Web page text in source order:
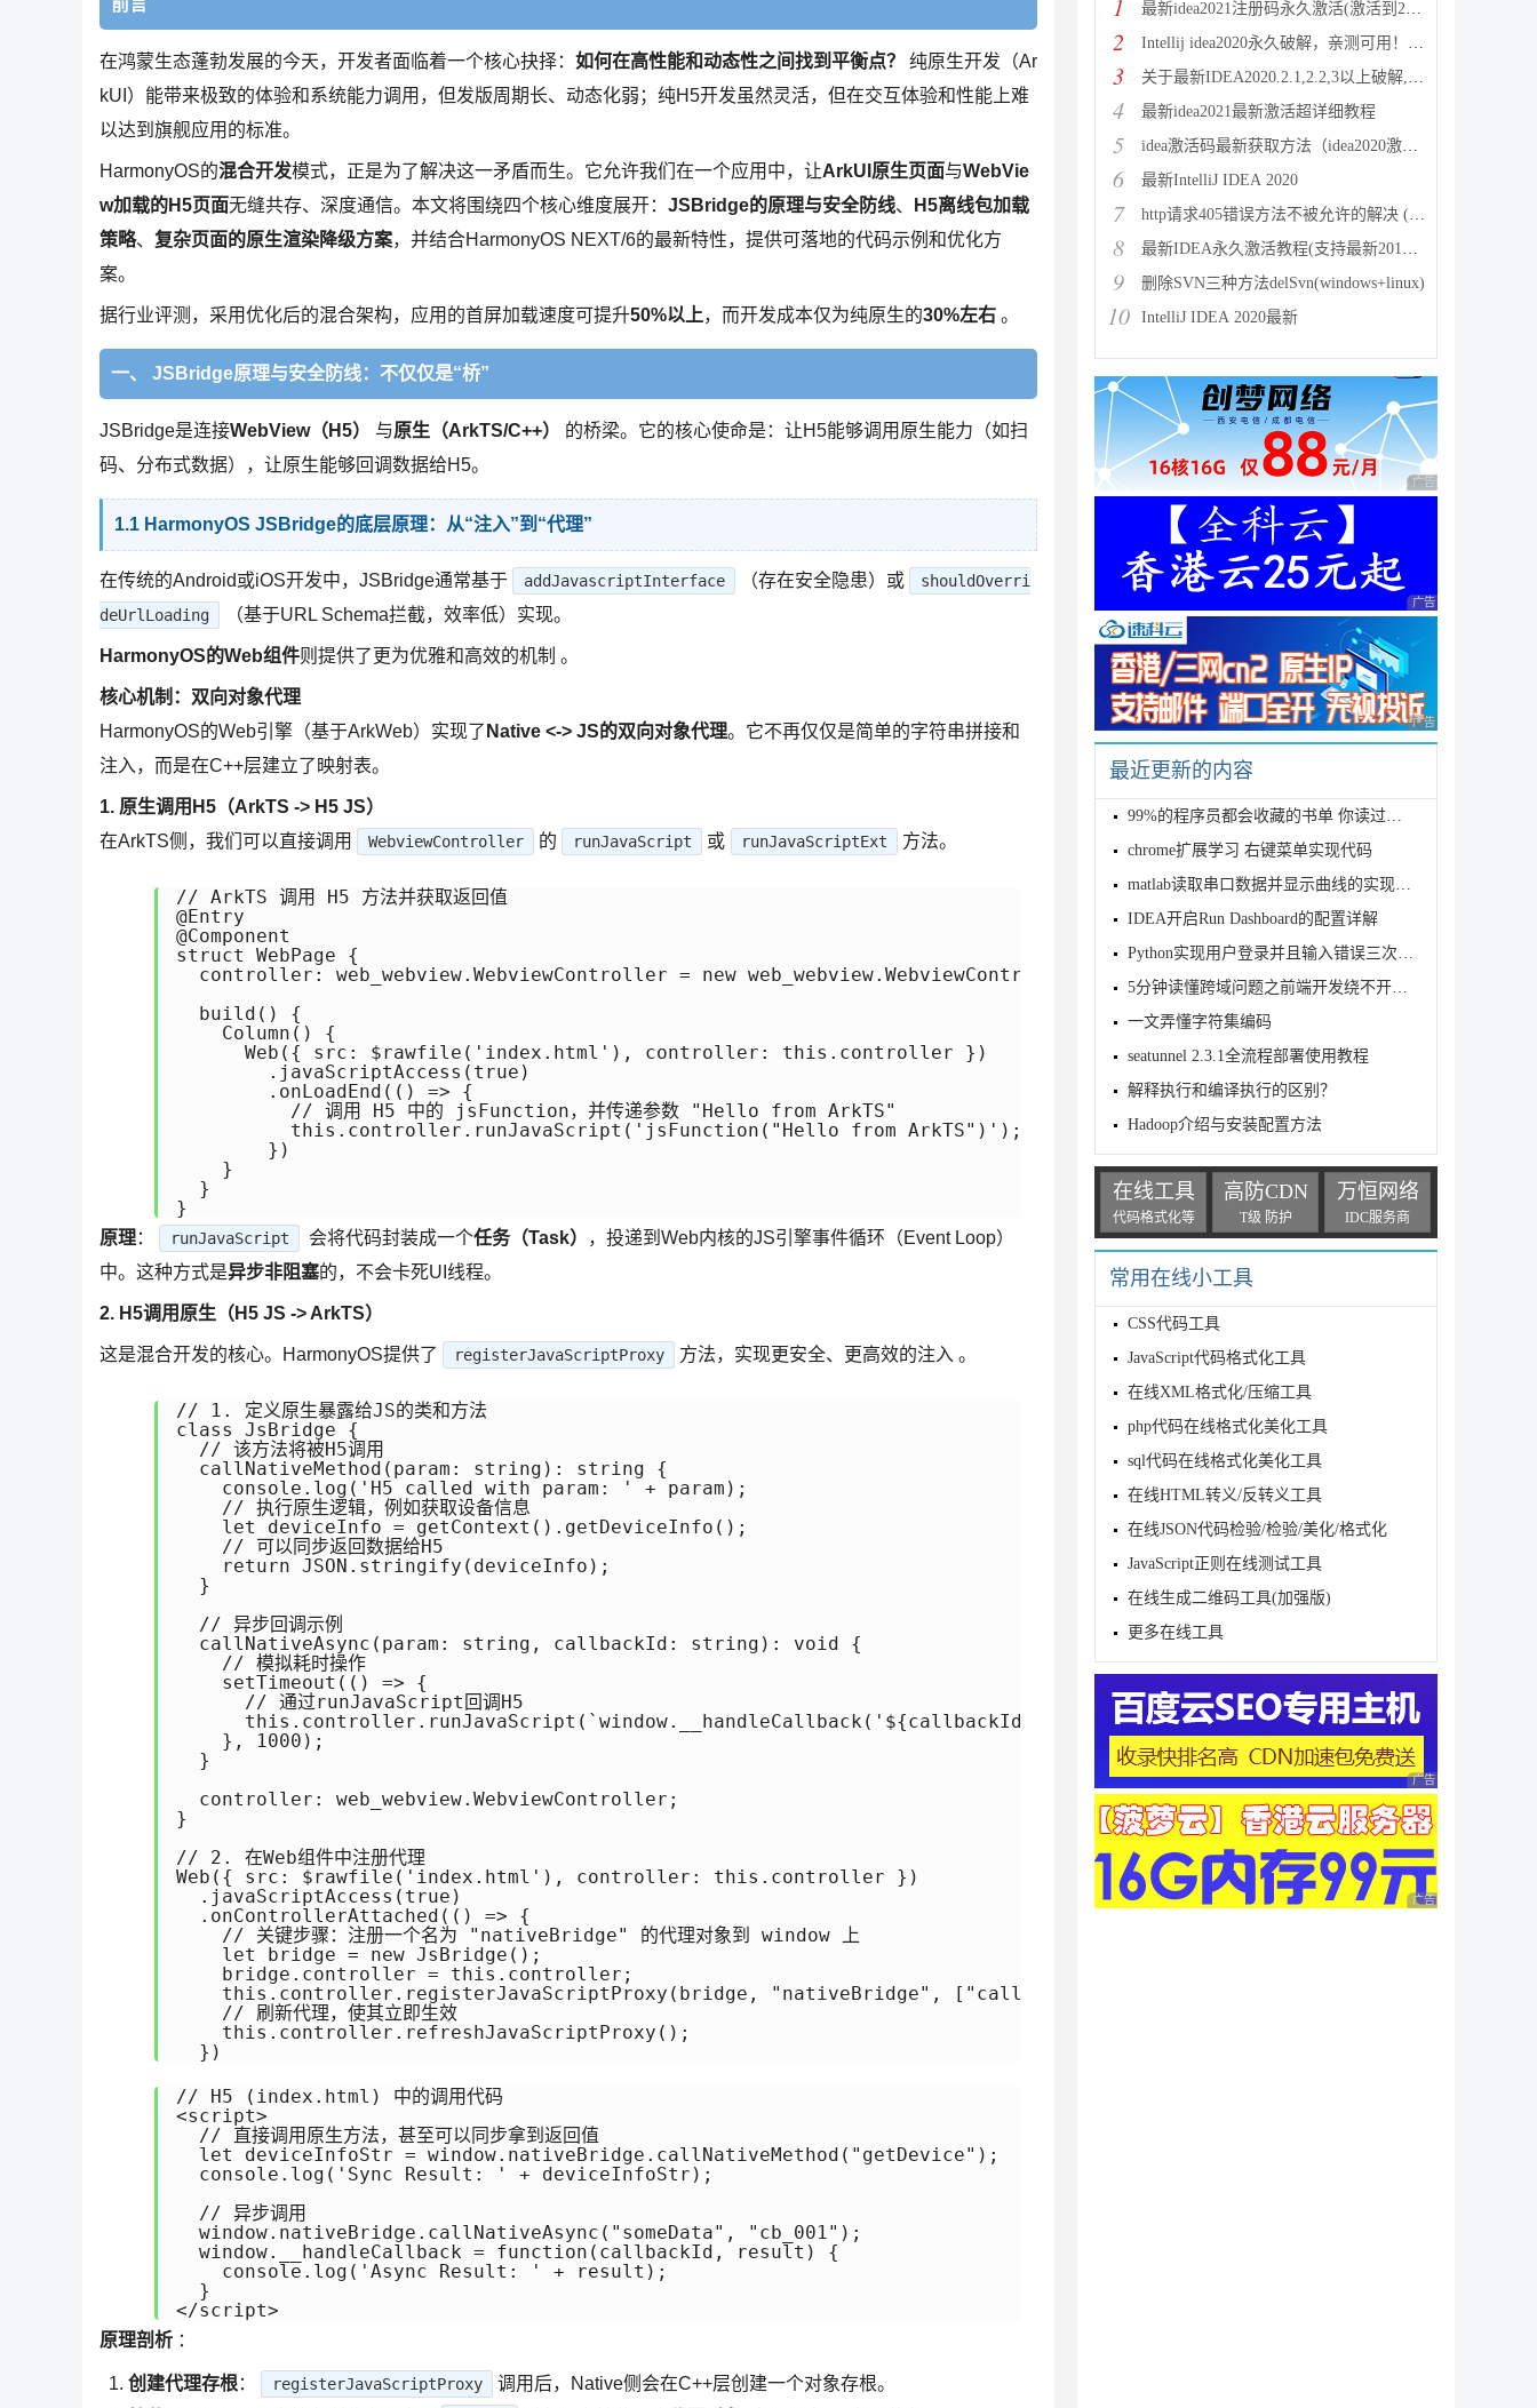
前言
在鸿蒙生态蓬勃发展的今天，开发者面临着一个核心抉择： 如何在高性能和动态性之间找到平衡点？
纯原生开发（Ar
kUI）能带来极致的体验和系统能力调用，但发版周期长、动态化弱；纯H5开发虽然灵活，但在交互体验和性能上难
以达到旗舰应用的标准。
HarmonyOS的混合开发模式，正是为了解决这一矛盾而生。它允许我们在一个应用中，让ArkUI原生页面与WebVie
w加载的H5页面无缝共存、深度通信。本文将围绕四个核心维度展开： JSBridge的原理与安全防线、
H5离线包加载
策略、 复杂页面的原生渲染降级方案，并结合HarmonyOS NEXT/6的最新特性，提供可落地的代码示例和优化方
案。
据行业评测，采用优化后的混合架构，应用的首屏加载速度可提升50%以上，而开发成本仅为纯原生的30%左右 。
一、 JSBridge原理与安全防线：不仅仅是“桥”
JSBridge是连接WebView（H5） 与原生（ArkTS/C++）
的桥梁。它的核心使命是：让H5能够调用原生能力（如扫
码、分布式数据），让原生能够回调数据给H5。
1.1 HarmonyOS JSBridge的底层原理：从“注入”到“代理”
在传统的Android或iOS开发中，JSBridge通常基于 addJavascriptInterface （存在安全隐患）或
shouldOverri
deUrlLoading
（基于URL Schema拦截，效率低）实现。
HarmonyOS的Web组件则提供了更为优雅和高效的机制 。
核心机制：双向对象代理
HarmonyOS的Web引擎（基于ArkWeb）实现了 Native <-> JS的双向对象代理。它不再仅仅是简单的字符串拼接和
注入，而是在C++层建立了映射表。
1. 原生调用H5（ArkTS -> H5 JS）
在ArkTS侧，我们可以直接调用
WebviewController 的 runJavaScript 或 runJavaScriptExt 方法。
// ArkTS 调用 H5 方法并获取返回值
@Entry
@Component
struct WebPage {
  controller: web_webview.WebviewController = new web_webview.WebviewController();
  build() {
    Column() {
      Web({ src: $rawfile('index.html'), controller: this.controller })
        .javaScriptAccess(true)
        .onLoadEnd(() => {
          // 调用 H5 中的 jsFunction，并传递参数 "Hello from ArkTS"
          this.controller.runJavaScript('jsFunction("Hello from ArkTS")');
        })
    }
  }
原理： runJavaScript 会将代码封装成一个任务（Task）
，投递到Web内核的JS引擎事件循环（Event Loop）
中。这种方式是异步非阻塞的，不会卡死UI线程。
2. H5调用原生（H5 JS -> ArkTS）
这是混合开发的核心。HarmonyOS提供了 registerJavaScriptProxy 方法，实现更安全、更高效的注入 。
// 1. 定义原生暴露给JS的类和方法
class JsBridge {
  // 该方法将被H5调用
  callNativeMethod(param: string): string {
    console.log('H5 called with param: ' + param);
    // 执行原生逻辑，例如获取设备信息
    let deviceInfo = getContext().getDeviceInfo();
    // 可以同步返回数据给H5
    return JSON.stringify(deviceInfo);
  }
  // 异步回调示例
  callNativeAsync(param: string, callbackId: string): void {
    // 模拟耗时操作
    setTimeout(() => {
      // 通过runJavaScript回调H5
      this.controller.runJavaScript(`window.__handleCallback('${callbackId}', 'Hello back')`);
    }, 1000);
  }
  controller: web_webview.WebviewController;
}
// 2. 在Web组件中注册代理
Web({ src: $rawfile('index.html'), controller: this.controller })
  .javaScriptAccess(true)
  .onControllerAttached(() => {
    // 关键步骤：注册一个名为 "nativeBridge" 的代理对象到 window 上
    let bridge = new JsBridge();
    bridge.controller = this.controller;
    this.controller.registerJavaScriptProxy(bridge, "nativeBridge", ["callNativeMethod", "callNativeAsync"]);
    // 刷新代理，使其立即生效
    this.controller.refreshJavaScriptProxy();
// H5 (index.html) 中的调用代码
<script>
  // 直接调用原生方法，甚至可以同步拿到返回值
  let deviceInfoStr = window.nativeBridge.callNativeMethod("getDevice");
  console.log('Sync Result: ' + deviceInfoStr);
  // 异步调用
  window.nativeBridge.callNativeAsync("someData", "cb_001");
  window.__handleCallback = function(callbackId, result) {
    console.log('Async Result: ' + result);
  }
原理剖析 ：
创建代理存根： registerJavaScriptProxy
调用后，Native侧会在C++层创建一个对象存根。
1 最新idea2021注册码永久激活(激活到2100年)
2 Intellij idea2020永久破解，亲测可用！！！
3 关于最新IDEA2020.2.1,2.2,3以上破解,激活失
4 最新idea2021最新激活超详细教程
5 idea激活码最新获取方法（idea2020激活码汇总）
6 最新IntelliJ IDEA 2020
7 http请求405错误方法不被允许的解决 (Method n
8 最新IDEA永久激活教程(支持最新2019.2版本)
9 删除SVN三种方法delSvn(windows+linux)
10 IntelliJ IDEA 2020最新
广告 商业广告，理性
广告 商业广告，理性
广告 商业广告，理性
最近更新的内容
99%的程序员都会收藏的书单 你读过几本？
chrome扩展学习 右键菜单实现代码
matlab读取串口数据并显示曲线的实现示例
IDEA开启Run Dashboard的配置详解
Python实现用户登录并且输入错误三次后锁定该用户
5分钟读懂跨域问题之前端开发绕不开的“跨界沟通”难题
一文弄懂字符集编码
seatunnel 2.3.1全流程部署使用教程
解释执行和编译执行的区别？
Hadoop介绍与安装配置方法
在线工具
代码格式化等
高防CDN
T级 防护
万恒网络
IDC服务商
常用在线小工具
CSS代码工具
JavaScript代码格式化工具
在线XML格式化/压缩工具
php代码在线格式化美化工具
sql代码在线格式化美化工具
在线HTML转义/反转义工具
在线JSON代码检验/检验/美化/格式化
JavaScript正则在线测试工具
在线生成二维码工具(加强版)
更多在线工具
广告 商业广告，理性
广告 商业广告，理性